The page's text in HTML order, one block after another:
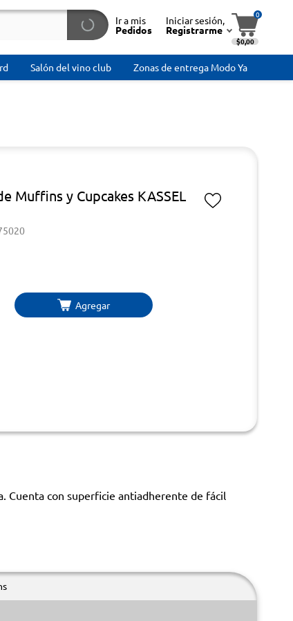
Ir a mis
Pedidos
Iniciar sesión,
Registrarme
0
$0,00
Salón del vino club Zonas de entrega Modo Ya
Muffins y Cupcakes KASSEL
Agregar
Cuenta con superficie antiadherente de fácil